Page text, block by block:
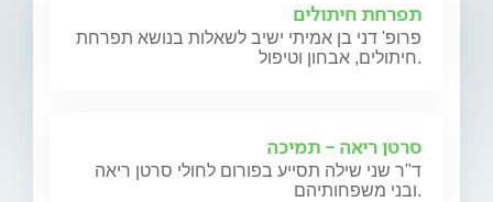
תפרחת חיתולים
פרופ' דני בן אמיתי ישיב לשאלות בנושא תפרחת
חיתולים, אבחון וטיפול.
סרטן ריאה - תמיכה
ד"ר שני שילה תסייע בפורום לחולי סרטן ריאה
ובני משפחותיהם.